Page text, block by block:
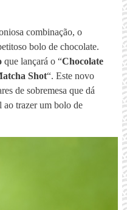
combinação, o
bolo de chocolate.
que lançará o “Chocolate
Shot“. Este novo
de sobremesa que dá
ao trazer um bolo de